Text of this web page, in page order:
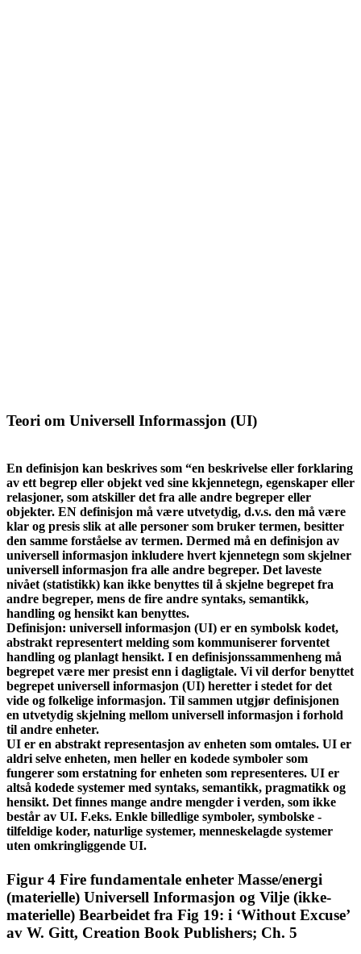
Teori om Universell Informassjon (UI)
En definisjon kan beskrives som “en beskrivelse eller forklaring
av ett begrep eller objekt ved sine kkjennetegn, egenskaper eller
relasjoner, som atskiller det fra alle andre begreper eller
objekter. EN definisjon må være utvetydig, d.v.s. den må være
klar og presis slik at alle personer som bruker termen, besitter
den samme forståelse av termen. Dermed må en definisjon av
universell informasjon inkludere hvert kjennetegn som skjelner
universell informasjon fra alle andre begreper. Det laveste
nivået (statistikk) kan ikke benyttes til å skjelne begrepet fra
andre begreper, mens de fire andre syntaks, semantikk,
handling og hensikt kan benyttes.
Definisjon: universell informasjon (UI) er en symbolsk kodet,
abstrakt representert melding som kommuniserer forventet
handling og planlagt hensikt. I en definisjonssammenheng må
begrepet være mer presist enn i dagligtale. Vi vil derfor benyttet
begrepet universell informasjon (UI) heretter i stedet for det
vide og folkelige informasjon. Til sammen utgjør definisjonen
en utvetydig skjelning mellom universell informasjon i forhold
til andre enheter.
UI er en abstrakt representasjon av enheten som omtales. UI er
aldri selve enheten, men heller en kodede symboler som
fungerer som erstatning for enheten som representeres. UI er
altså kodede systemer med syntaks, semantikk, pragmatikk og
hensikt. Det finnes mange andre mengder i verden, som ikke
består av UI. F.eks. Enkle billedlige symboler, symbolske -
tilfeldige koder, naturlige systemer, menneskelagde systemer
uten omkringliggende UI.
Figur 4 Fire fundamentale enheter Masse/energi
(materielle) Universell Informasjon og Vilje (ikke-
materielle) Bearbeidet fra Fig 19: i ‘Without Excuse’
av W. Gitt, Creation Book Publishers; Ch. 5